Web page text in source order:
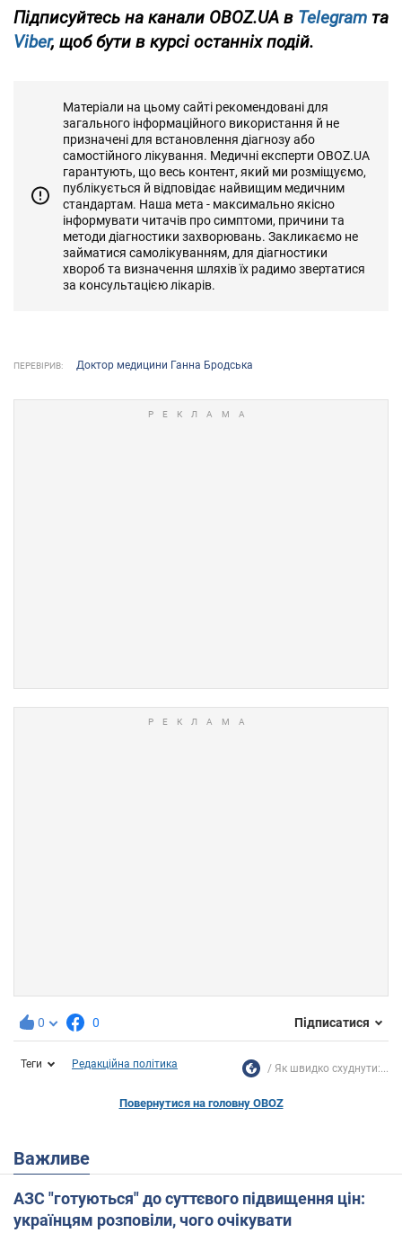
Підписуйтесь на канали OBOZ.UA в Telegram та
Viber, щоб бути в курсі останніх подій.
Матеріали на цьому сайті рекомендовані для
загального інформаційного використання й не
призначені для встановлення діагнозу або
самостійного лікування. Медичні експерти OBOZ.UA
гарантують, що весь контент, який ми розміщуємо,
публікується й відповідає найвищим медичним
стандартам. Наша мета - максимально якісно
інформувати читачів про симптоми, причини та
методи діагностики захворювань. Закликаємо не
займатися самолікуванням, для діагностики
хвороб та визначення шляхів їх радимо звертатися
за консультацією лікарів.
ПЕРЕВІРИВ: Доктор медицини Ганна Бродська
0 0 Підписатися
Теги Редакційна політика Як швидко схуднути:...
Повернутися на головну OBOZ
Важливе
АЗС "готуються" до суттєвого підвищення цін:
українцям розповіли, чого очікувати